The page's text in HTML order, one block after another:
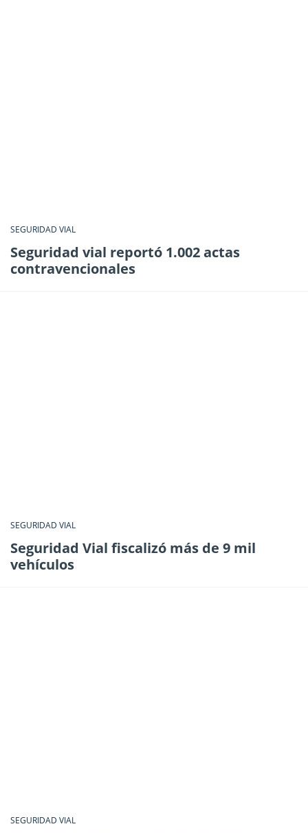
SEGURIDAD VIAL
Seguridad vial reportó 1.002 actas
contravencionales
SEGURIDAD VIAL
Seguridad Vial fiscalizó más de 9 mil
vehículos
SEGURIDAD VIAL